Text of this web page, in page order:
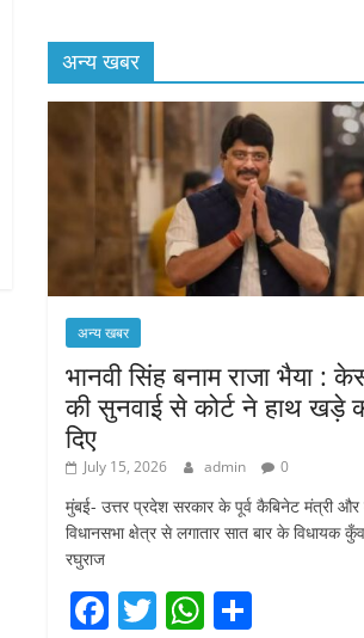
अन्य खबर
अन्य खबर
भानवी सिंह बनाम राजा भैया :
की सुनवाई से कोर्ट ने हाथ खड़े
दिए
July 15, 2026 admin 0
मुंबई- उत्तर प्रदेश सरकार के पूर्व कैबिनेट मंत्री
विधानसभा क्षेत्र से लगातार सात बार के विधायक
रघुराज
F T W